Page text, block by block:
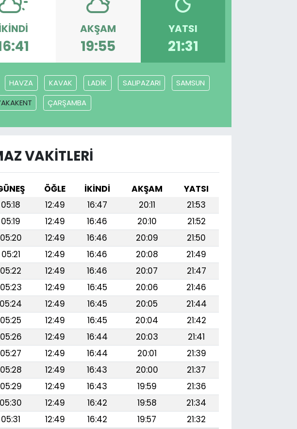
AKŞAM
19:55
YATSI
21:31
HAVZA KAVAK LADİK SALIPAZARI
SAMSUN
ÇARŞAMBA
VAKITLERI
ÖĞLE İKINDI AKŞAM
YATSI
05:18 12:49 16:47 20:11
21:53
05:19 12:49 16:46 20:10
21:52
05:20 12:49 16:46 20:09
21:50
05:21 12:49 16:46 20:08
21:49
05:22 12:49 16:46 20:07
21:47
05:23 12:49 16:45 20:06
21:46
05:24 12:49 16:45 20:05
21:44
05:25 12:49 16:45 20:04
21:42
05:26 12:49 16:44 20:03
21:41
05:27 12:49 16:44 20:01
21:39
05:28 12:49 16:43 20:00
21:37
05:29 12:49 16:43 19:59
21:36
05:30 12:49 16:42 19:58
21:34
05:31 12:49 16:42 19:57
21:32